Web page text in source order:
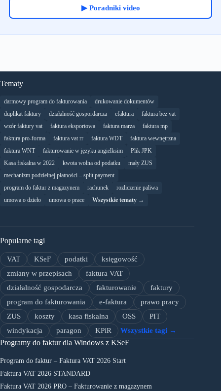
▶ Poradniki video
Tematy
darmowy program do fakturowania
drukowanie dokumentów
duplikat faktury
działalność gospordarcza efaktura
faktura bez vat
wzór faktury vat
faktura eksportowa faktura marza
faktura mp
faktura pro-forma
faktura vat rr faktura WDT
faktura wewnętrzna
faktura WNT
fakturowanie w języku angielksim
Plik JPK
Kasa fiskalna w 2022
kwota wolna od podatku
mały ZUS
mechanizm podzielnej płatności – split payment
program do faktur z magazynem
rachunek
rozliczenie paliwa
umowa o dzieło
umowa o prace Wszystkie tematy →
Popularne tagi
VAT KSeF podatki
księgowość
zmiany w przepisach
faktura VAT
działalność gospodarcza
fakturowanie
faktury
program do fakturowania
e-faktura
prawo pracy
ZUS
koszty kasa fiskalna OSS
PIT
windykacja
paragon KPiR Wszystkie tagi →
Programy do faktur dla Windows z KSeF
Program do faktur – Faktura VAT 2026 Start
Faktura VAT 2026 STANDARD
Faktura VAT 2026 PRO – Fakturowanie z magazynem